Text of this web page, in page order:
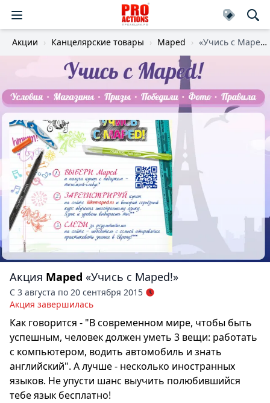
Акции Канцелярские товары Maped «Учись с Maped!»
Акция Maped «Учись с Maped!»
С 3 августа по 20 сентября 2015
Акция завершилась
Как говорится - "В современном мире, чтобы быть
успешным, человек должен уметь 3 вещи: работать
с компьютером, водить автомобиль и знать
английский". А лучше - несколько иностранных
языков. Не упусти шанс выучить полюбившийся
тебе язык бесплатно!